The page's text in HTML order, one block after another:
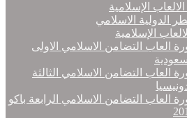
الإسلامية
الدولية الاسلامي
الإسلامية
العاب التضامن الاسلامي الاولى
العاب التضامن الاسلامي الثالثة
العاب التضامن الاسلامي الرابعة باكو